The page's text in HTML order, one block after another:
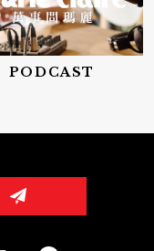
PODCAST